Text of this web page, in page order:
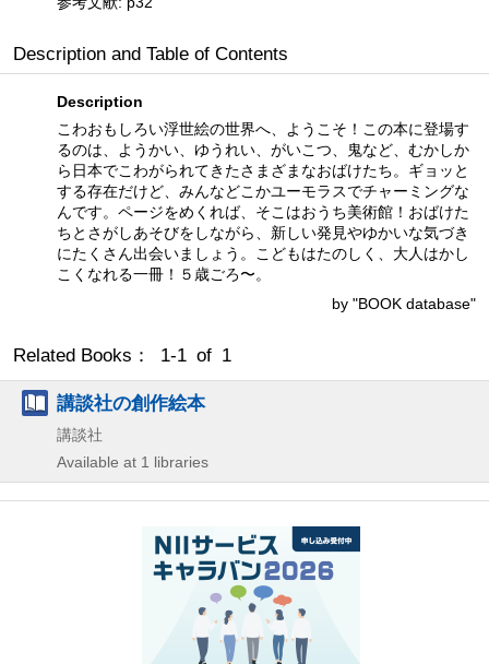
Description and Table of Contents
Description
こわおもしろい浮世絵の世界へ、ようこそ！この本に登場す
るのは、ようかい、ゆうれい、がいこつ、鬼など、むかしか
ら日本でこわがられてきたさまざまなおばけたち。ギョッと
する存在だけど、みんなどこかユーモラスでチャーミングな
んです。ページをめくれば、そこはおうち美術館！おばけた
ちとさがしあそびをしながら、新しい発見やゆかいな気づき
にたくさん出会いましょう。こどもはたのしく、大人はかし
こくなれる一冊！５歳ごろ〜。
by "BOOK database"
Related Books： 1-1 of 1
講談社の創作絵本
講談社
Available at 1 libraries